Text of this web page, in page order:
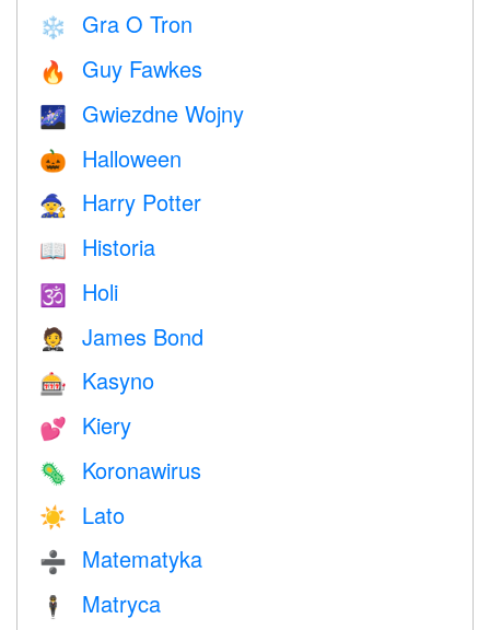
❄️ Gra O Tron
🔥 Guy Fawkes
🌌 Gwiezdne Wojny
🎃 Halloween
🧙 Harry Potter
📖 Historia
🕉 Holi
🤵 James Bond
🎰 Kasyno
💕 Kiery
🦠 Koronawirus
☀️ Lato
➗ Matematyka
🕴️ Matryca